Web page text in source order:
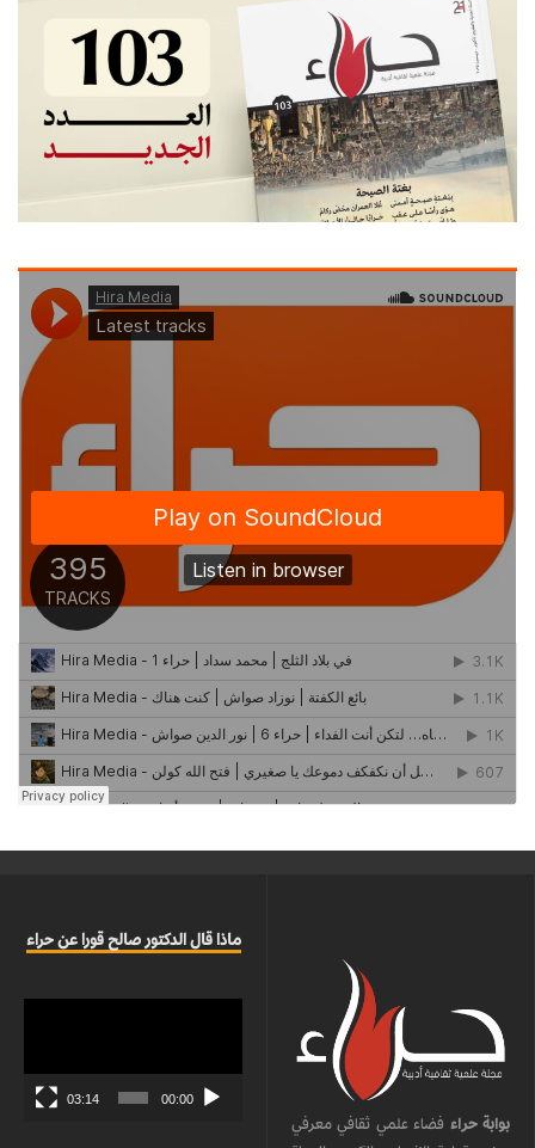
بوابة حراء فضاء علمي ثقافي معرفي
ماذا قال الدكتور صالح قورا عن حراء
00:00
03:14